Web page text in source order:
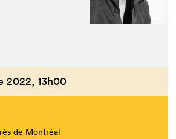
2022, 13h00
de Montréal